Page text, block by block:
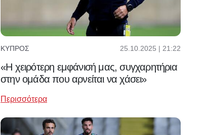
ΚΎΠΡΟΣ 25.10.2025 | 21:22
«Η χειρότερη εμφάνισή μας, συγχαρητήρια
στην ομάδα που αρνείται να χάσει»
Περισσότερα